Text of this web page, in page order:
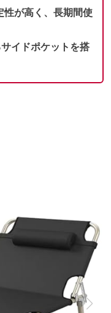
が高く、長期間使
イドポケットを搭